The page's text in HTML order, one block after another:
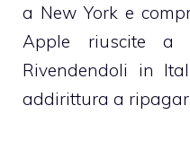
a New York e
Apple riuscite
Rivendendoli in
addirittura a